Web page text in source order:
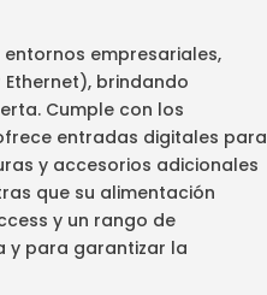
empresariales,
brindando
Cumple con los
entradas digitales para
y accesorios adicionales
que su alimentación
y un rango de
y para garantizar la